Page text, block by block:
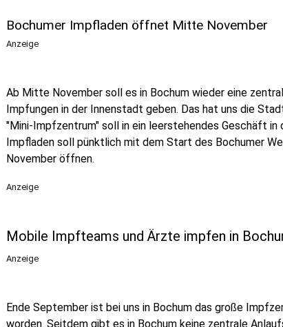
Bochumer Impfladen öffnet Mitte November
Anzeige
Ab Mitte November soll es in Bochum wieder eine
Impfungen in der Innenstadt geben. Das hat uns die
"Mini-Impfzentrum" soll in ein leerstehendes Geschäft in
Impfladen soll pünktlich mit dem Start des Bochumer
November öffnen.
Anzeige
Mobile Impfteams und Ärzte impfen in
Anzeige
Ende September ist bei uns in Bochum das große
worden. Seitdem gibt es in Bochum keine zentrale